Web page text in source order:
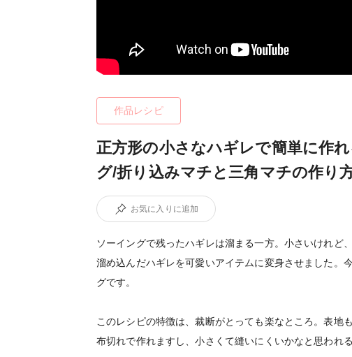
作品レシピ
正方形の小さなハギレで簡単に作
グ/折り込みマチと三角マチの作り
お気に入りに追加
ソーイングで残ったハギレは溜まる一方。小さいけれど
溜め込んだハギレを可愛いアイテムに変身させました。
グです。
このレシピの特徴は、裁断がとっても楽なところ。表地
布切れで作れますし、小さくて縫いにくいかなと思わ